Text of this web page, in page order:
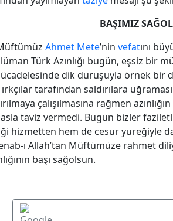
BAŞIMIZ
Ahmet Mete’nin vefatını
Türk Azınlığı bugün, eşsiz bir
dik duruşuyla örnek bir
tarafından saldırılara
çalışılmasına rağmen
asla taviz vermedi. Bugün bizler
hizmetten hem de cesur yüreğiyle
ı Allah’tan Müftümüze rahmet
başı sağolsun.